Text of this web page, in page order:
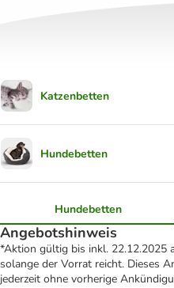
Katzenbetten
Hundebetten
Hundebetten
Angebotshinweis
*Aktion gültig bis inkl. 22.12.2025
solange der Vorrat reicht. Dieses
jederzeit ohne vorherige